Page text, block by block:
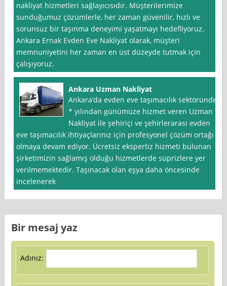
nakliyat hizmetleri sağlayıcısıdır. Müşterilerimize
sunduğumuz çözümlerle, her zaman güvenilir, hızlı ve
sorunsuz bir taşınma deneyimi yaşatmayı hedefliyoruz.
Ankara Ernak Evden Eve Nakliyat olarak, müşteri
memnuniyetini her zaman en üst düzeyde tutmak için
çalışıyoruz.
Ankara Uzman Nakliyat
Ankara’da evden eve taşımacılık sektöründe
* yılından günümüze hizmet veren Uzman
Nakliyat ile şehiriçi ve şehirlerarası evden
eve taşımacılık ihtiyaçlarınız için profesyonel çözüm ortağı
olmaya devam ediyor. Ücretsiz ekspertiz hizmeti bulunan
şirketimizin sağlamış olduğu hizmetlerde süprizlere yer
verilmemektedir. Taşınacak olan eşya daha öncesinde
incelenerek
Bir mesaj yaz
Adınız: